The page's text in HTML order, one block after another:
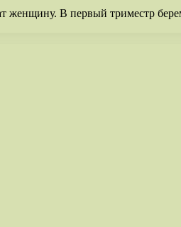
женщину. В первый триместр